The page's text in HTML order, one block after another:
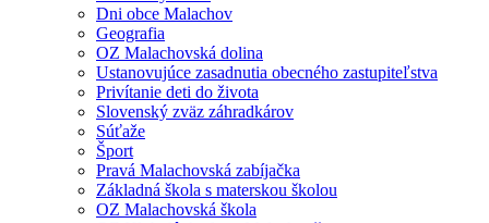
Dni obce Malachov
Geografia
OZ Malachovská dolina
Ustanovujúce zasadnutia obecného zastupiteľstva
Privítanie deti do života
Slovenský zväz záhradkárov
Súťaže
Šport
Pravá Malachovská zabíjačka
Základná škola s materskou školou
OZ Malachovská škola